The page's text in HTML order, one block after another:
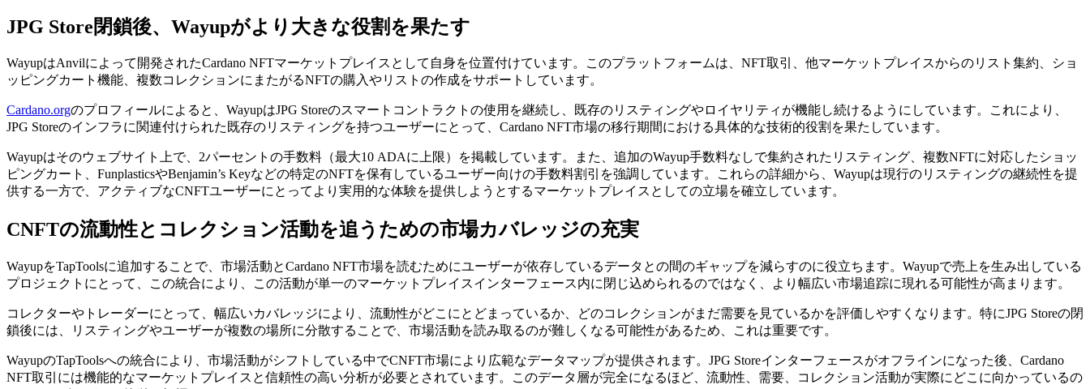
JPG Store閉鎖後、Wayupがより大きな役割を果たす
WayupはAnvilによって開発されたCardano NFTマーケットプレイスとして自身を位置付けています。このプラットフォームは、NFT取引、他マーケットプレイスからのリスト集約、ショ
ッピングカート機能、複数コレクションにまたがるNFTの購入やリストの作成をサポートしています。
Cardano.orgのプロフィールによると、WayupはJPG Storeのスマートコントラクトの使用を継続し、既存のリスティングやロイヤリティが機能し続けるようにしています。これにより、
JPG Storeのインフラに関連付けられた既存のリスティングを持つユーザーにとって、Cardano NFT市場の移行期間における具体的な技術的役割を果たしています。
Wayupはそのウェブサイト上で、2パーセントの手数料（最大10 ADAに上限）を掲載しています。また、追加のWayup手数料なしで集約されたリスティング、複数NFTに対応したショッ
ピングカート、FunplasticsやBenjamin’s Keyなどの特定のNFTを保有しているユーザー向けの手数料割引を強調しています。これらの詳細から、Wayupは現行のリスティングの継続性を提
供する一方で、アクティブなCNFTユーザーにとってより実用的な体験を提供しようとするマーケットプレイスとしての立場を確立しています。
CNFTの流動性とコレクション活動を追うための市場カバレッジの充実
WayupをTapToolsに追加することで、市場活動とCardano NFT市場を読むためにユーザーが依存しているデータとの間のギャップを減らすのに役立ちます。Wayupで売上を生み出している
プロジェクトにとって、この統合により、この活動が単一のマーケットプレイスインターフェース内に閉じ込められるのではなく、より幅広い市場追踪に現れる可能性が高まります。
コレクターやトレーダーにとって、幅広いカバレッジにより、流動性がどこにとどまっているか、どのコレクションがまだ需要を見ているかを評価しやすくなります。特にJPG Storeの閉
鎖後には、リスティングやユーザーが複数の場所に分散することで、市場活動を読み取るのが難しくなる可能性があるため、これは重要です。
WayupのTapToolsへの統合により、市場活動がシフトしている中でCNFT市場により広範なデータマップが提供されます。JPG Storeインターフェースがオフラインになった後、Cardano
NFT取引には機能的なマーケットプレイスと信頼性の高い分析が必要とされています。このデータ層が完全になるほど、流動性、需要、コレクション活動が実際にどこに向かっているの